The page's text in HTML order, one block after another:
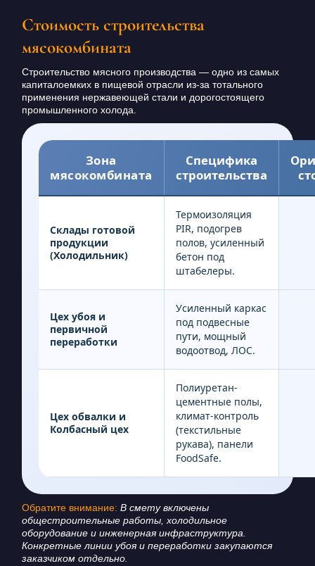
Стоимость строительства
мясокомбината
Строительство мясного производства — одно из самых
капиталоемких в пищевой отрасли из-за тотального
применения нержавеющей стали и дорогостоящего
промышленного холода.
Зона
мясокомбината
Специфика
строительства
Склады готовой
продукции
(Холодильник)
Термоизоляция
PIR, подогрев
полов, усиленный
бетон под
штабелеры.
Цех убоя и
первичной
переработки
Усиленный каркас
под подвесные
пути, мощный
водоотвод, ЛОС.
Цех обвалки и
Колбасный цех
Полиуретан-
цементные полы,
климат-контроль
(текстильные
рукава), панели
FoodSafe.
Обратите внимание: В смету включены
общестроительные работы, холодильное
оборудование и инженерная инфраструктура.
Конкретные линии убоя и переработки закупаются
заказчиком отдельно.